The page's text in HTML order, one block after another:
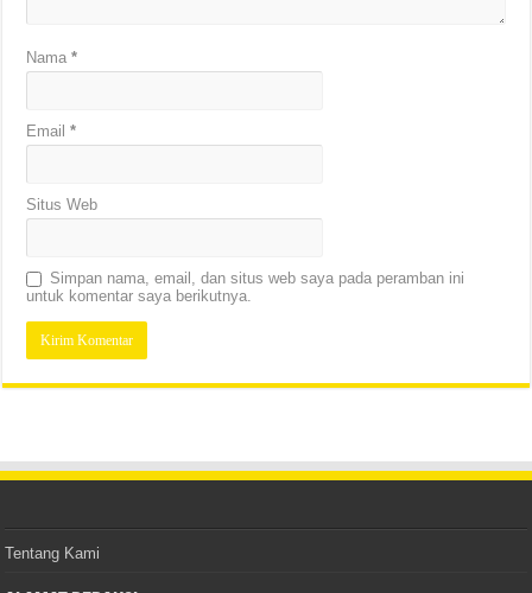
Nama*
Email*
Situs Web
Simpan nama, email, dan situs web saya pada peramban ini
untuk komentar saya berikutnya.
Tentang Kami